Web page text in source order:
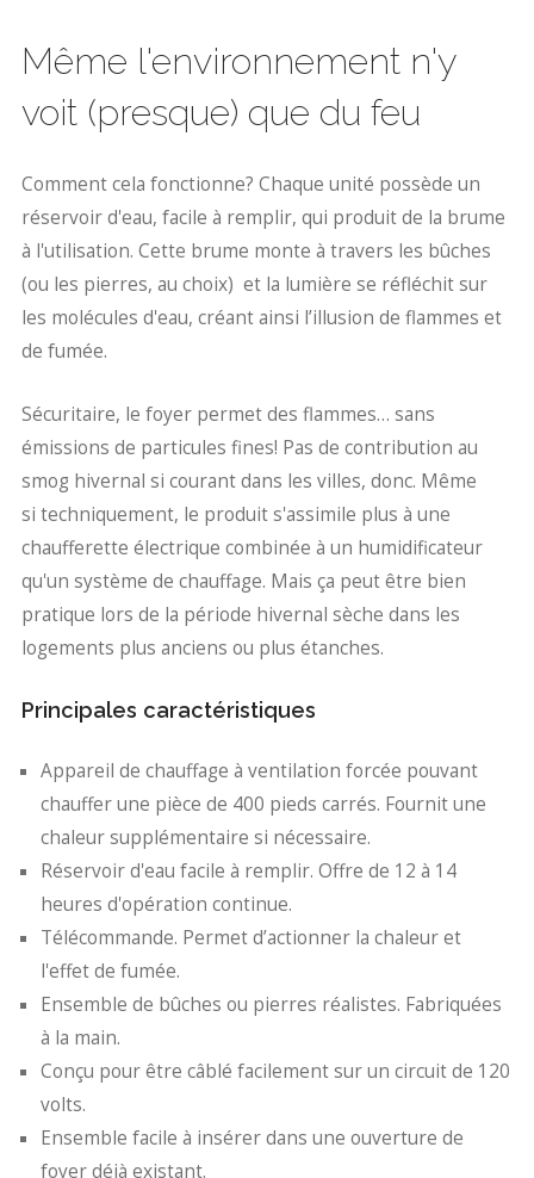
Même l'environnement n'y
voit (presque) que du feu
Comment cela fonctionne? Chaque unité possède un
réservoir d'eau, facile à remplir, qui produit de la brume
à l'utilisation. Cette brume monte à travers les bûches
(ou les pierres, au choix) et la lumière se réfléchit sur
les molécules d'eau, créant ainsi l’illusion de flammes et
de fumée.
Sécuritaire, le foyer permet des flammes… sans
émissions de particules fines! Pas de contribution au
smog hivernal si courant dans les villes, donc. Même
si techniquement, le produit s'assimile plus à une
chaufferette électrique combinée à un humidificateur
qu'un système de chauffage. Mais ça peut être bien
pratique lors de la période hivernal sèche dans les
logements plus anciens ou plus étanches.
Principales caractéristiques
Appareil de chauffage à ventilation forcée pouvant
chauffer une pièce de 400 pieds carrés. Fournit une
chaleur supplémentaire si nécessaire.
Réservoir d'eau facile à remplir. Offre de 12 à 14
heures d'opération continue.
Télécommande. Permet d’actionner la chaleur et
l'effet de fumée.
Ensemble de bûches ou pierres réalistes. Fabriquées
à la main.
Conçu pour être câblé facilement sur un circuit de 120
volts.
Ensemble facile à insérer dans une ouverture de
foyer déjà existant.